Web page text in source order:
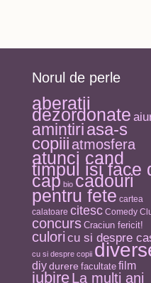
Norul de perle
aberatii
dezordonate
amintiriasa-s
copiii atmosfera
atunci cand
timpul isi face
cap bio cadouri
pentru fete cartea
calatoare citesc Comedy
concurs Craciun fericit!
culori cu si despre
cu si despre copii
diydurere facultate film
iubireLa multi ani